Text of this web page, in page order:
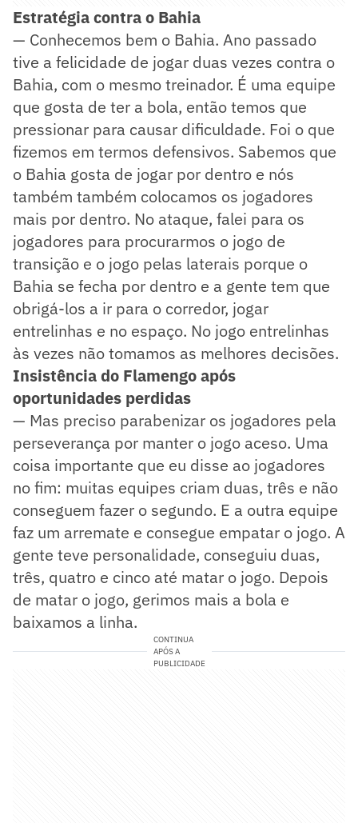
Estratégia contra o Bahia
— Conhecemos bem o Bahia. Ano passado
tive a felicidade de jogar duas vezes contra o
Bahia, com o mesmo treinador. É uma equipe
que gosta de ter a bola, então temos que
pressionar para causar dificuldade. Foi o que
fizemos em termos defensivos. Sabemos que
o Bahia gosta de jogar por dentro e nós
também também colocamos os jogadores
mais por dentro. No ataque, falei para os
jogadores para procurarmos o jogo de
transição e o jogo pelas laterais porque o
Bahia se fecha por dentro e a gente tem que
obrigá-los a ir para o corredor, jogar
entrelinhas e no espaço. No jogo entrelinhas
às vezes não tomamos as melhores decisões.
Insistência do Flamengo após
oportunidades perdidas
— Mas preciso parabenizar os jogadores pela
perseverança por manter o jogo aceso. Uma
coisa importante que eu disse ao jogadores
no fim: muitas equipes criam duas, três e não
conseguem fazer o segundo. E a outra equipe
faz um arremate e consegue empatar o jogo. A
gente teve personalidade, conseguiu duas,
três, quatro e cinco até matar o jogo. Depois
de matar o jogo, gerimos mais a bola e
baixamos a linha.
CONTINUA
APÓS A
PUBLICIDADE